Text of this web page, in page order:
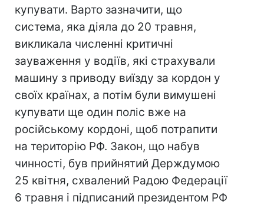
купувати. Варто зазначити, що
система, яка діяла до 20 травня,
викликала численні критичні
зауваження у водіїв, які страхували
машину з приводу виїзду за кордон у
своїх країнах, а потім були вимушені
купувати ще один поліс вже на
російському кордоні, щоб потрапити
на територію РФ. Закон, що набув
чинності, був прийнятий Держдумою
25 квітня, схвалений Радою Федерації
6 травня і підписаний президентом РФ